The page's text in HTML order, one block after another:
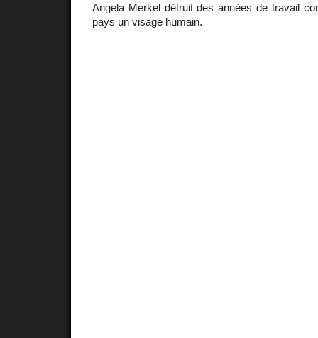
Angela Merkel détruit des années de travail
pays un visage humain.